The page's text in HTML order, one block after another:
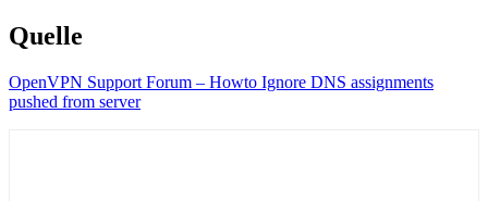
Quelle
OpenVPN Support Forum – Howto Ignore DNS assignments
pushed from server